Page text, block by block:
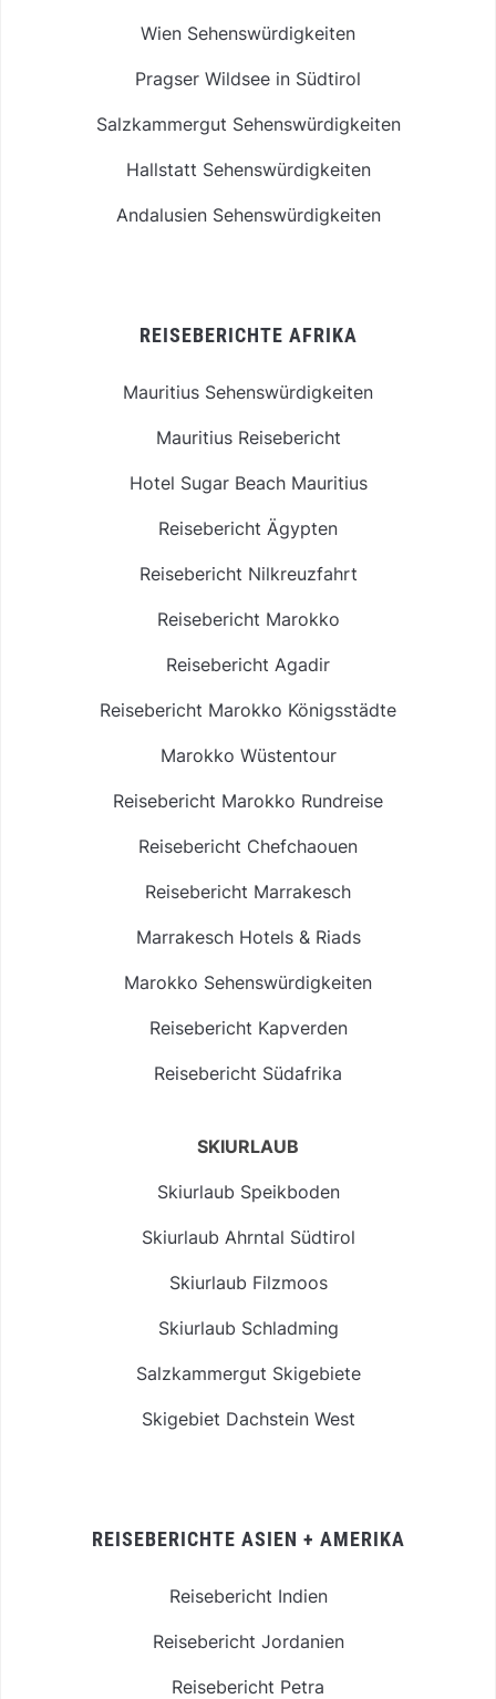
Wien Sehenswürdigkeiten
Pragser Wildsee in Südtirol
Salzkammergut Sehenswürdigkeiten
Hallstatt Sehenswürdigkeiten
Andalusien Sehenswürdigkeiten
REISEBERICHTE AFRIKA
Mauritius Sehenswürdigkeiten
Mauritius Reisebericht
Hotel Sugar Beach Mauritius
Reisebericht Ägypten
Reisebericht Nilkreuzfahrt
Reisebericht Marokko
Reisebericht Agadir
Reisebericht Marokko Königsstädte
Marokko Wüstentour
Reisebericht Marokko Rundreise
Reisebericht Chefchaouen
Reisebericht Marrakesch
Marrakesch Hotels & Riads
Marokko Sehenswürdigkeiten
Reisebericht Kapverden
Reisebericht Südafrika
SKIURLAUB
Skiurlaub Speikboden
Skiurlaub Ahrntal Südtirol
Skiurlaub Filzmoos
Skiurlaub Schladming
Salzkammergut Skigebiete
Skigebiet Dachstein West
REISEBERICHTE ASIEN + AMERIKA
Reisebericht Indien
Reisebericht Jordanien
Reisebericht Petra